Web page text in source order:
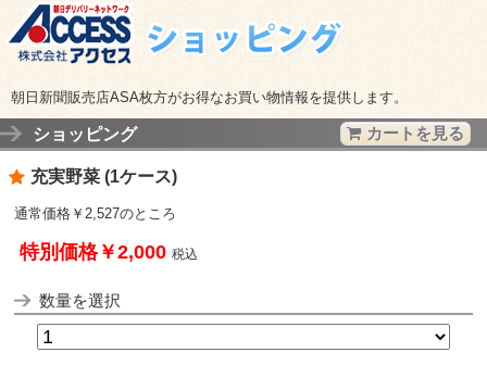
朝日新聞販売店ASA枚方がお得なお買い物情報を提供します。
ショッピング カートを見る
充実野菜 (1ケース)
通常価格￥2,527のところ
特別価格￥2,000 税込
数量を選択